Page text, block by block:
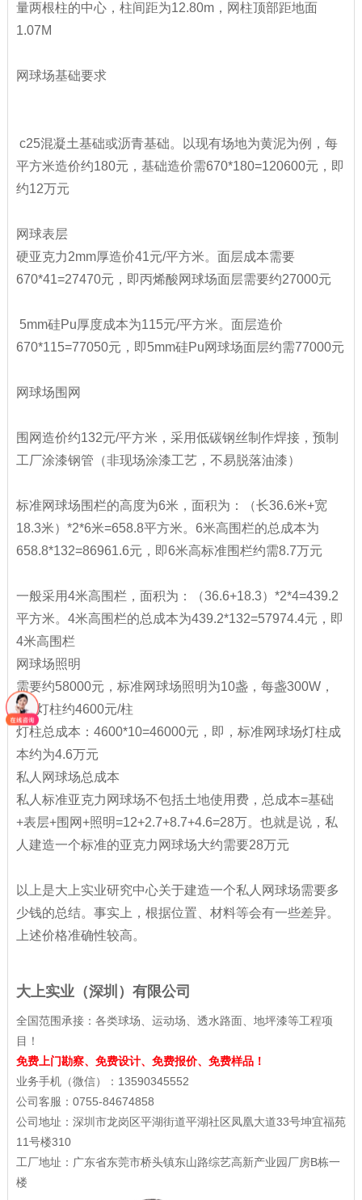
量两根柱的中心，柱间距为12.80m，网柱顶部距地面
1.07M
网球场基础要求
c25混凝土基础或沥青基础。以现有场地为黄泥为例，每
平方米造价约180元，基础造价需670*180=120600元，即
约12万元
网球表层
硬亚克力2mm厚造价41元/平方米。面层成本需要
670*41=27470元，即丙烯酸网球场面层需要约27000元
5mm硅Pu厚度成本为115元/平方米。面层造价
670*115=77050元，即5mm硅Pu网球场面层约需77000元
网球场围网
围网造价约132元/平方米，采用低碳钢丝制作焊接，预制
工厂涂漆钢管（非现场涂漆工艺，不易脱落油漆）
标准网球场围栏的高度为6米，面积为：（长36.6米+宽
18.3米）*2*6米=658.8平方米。6米高围栏的总成本为
658.8*132=86961.6元，即6米高标准围栏约需8.7万元
一般采用4米高围栏，面积为：（36.6+18.3）*2*4=439.2
平方米。4米高围栏的总成本为439.2*132=57974.4元，即
4米高围栏
网球场照明
需要约58000元，标准网球场照明为10盏，每盏300W，
灯+灯柱约4600元/柱
灯柱总成本：4600*10=46000元，即，标准网球场灯柱成
本约为4.6万元
私人网球场总成本
私人标准亚克力网球场不包括土地使用费，总成本=基础
+表层+围网+照明=12+2.7+8.7+4.6=28万。也就是说，私
人建造一个标准的亚克力网球场大约需要28万元
以上是大上实业研究中心关于建造一个私人网球场需要多
少钱的总结。事实上，根据位置、材料等会有一些差异。
上述价格准确性较高。
大上实业（深圳）有限公司
全国范围承接：各类球场、运动场、透水路面、地坪漆等工程项
目！
免费上门勘察、免费设计、免费报价、免费样品！
业务手机（微信）：13590345552
公司客服：0755-84674858
公司地址：深圳市龙岗区平湖街道平湖社区凤凰大道33号坤宜福苑
11号楼310
工厂地址：广东省东莞市桥头镇东山路综艺高新产业园厂房B栋一
楼